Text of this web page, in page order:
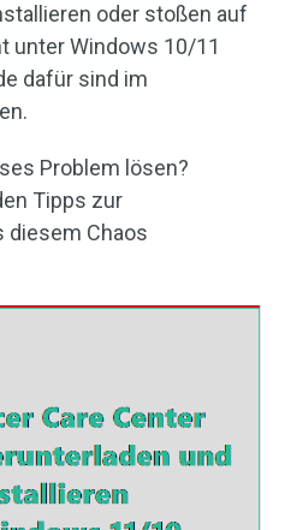
oder stoßen auf
unter Windows 10/11
dafür sind im
Problem lösen?
Tipps zur
diesem Chaos